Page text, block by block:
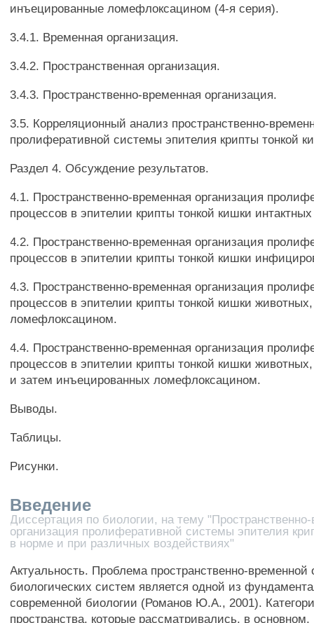
инъецированные ломефлоксацином (4-я серия).
3.4.1. Временная организация.
3.4.2. Пространственная организация.
3.4.3. Пространственно-временная организация.
3.5. Корреляционный анализ пространственно-
пролиферативной системы эпителия крипты тонкой
Раздел 4. Обсуждение результатов.
4.1. Пространственно-временная организация
процессов в эпителии крипты тонкой кишки
4.2. Пространственно-временная организация
процессов в эпителии крипты тонкой кишки
4.3. Пространственно-временная организация
процессов в эпителии крипты тонкой кишки
ломефлоксацином.
4.4. Пространственно-временная организация
процессов в эпителии крипты тонкой кишки
и затем инъецированных ломефлоксацином.
Выводы.
Таблицы.
Рисунки.
Введение
Диссертация по биологии, на тему
организация пролиферативной системы эпителия
в норме и при различных воздействиях"
Актуальность. Проблема пространственно-временной
биологических систем является одной из
современной биологии (Романов Ю.А., 2001).
пространства, которые рассматривались, в